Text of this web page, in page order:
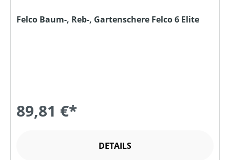
Felco Baum-, Reb-, Gartenschere Felco 6 Elite
89,81 €*
DETAILS